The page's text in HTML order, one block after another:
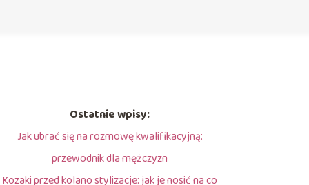
Ostatnie wpisy:
Jak ubrać się na rozmowę kwalifikacyjną:
przewodnik dla mężczyzn
Kozaki przed kolano stylizacje: jak je nosić na co